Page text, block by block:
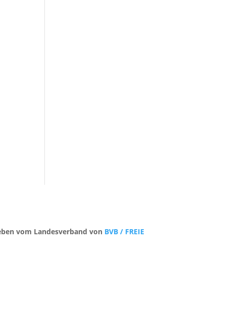
vom Landesverband von BVB / FREIE